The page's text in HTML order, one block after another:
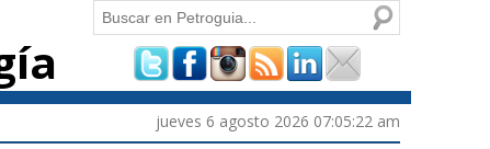
Formulario de
búsqueda
Buscar
jueves 6 agosto 2026 07:05:22 am